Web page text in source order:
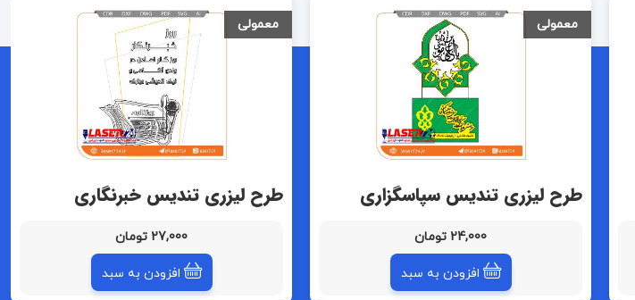
معمولی
طرح لیزری تندیس سپاسگزاری
24,000 تومان
افزودن به سبد
معمولی
طرح لیزری تندیس خبرنگاری
27,000 تومان
افزودن به سبد